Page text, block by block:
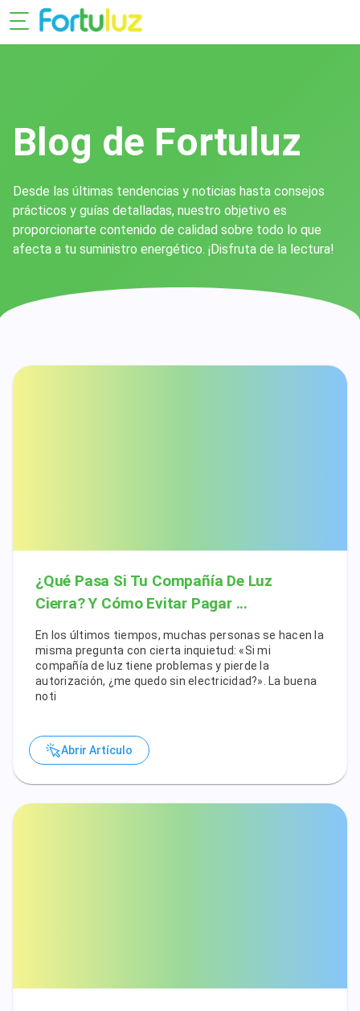
Blog de Fortuluz
Desde las últimas tendencias y noticias hasta consejos
prácticos y guías detalladas, nuestro objetivo es
proporcionarte contenido de calidad sobre todo lo que
afecta a tu suministro energético. ¡Disfruta de la lectura!
¿Qué Pasa Si Tu Compañía De Luz
Cierra? Y Cómo Evitar Pagar ...
En los últimos tiempos, muchas personas se hacen la
misma pregunta con cierta inquietud: «Si mi
compañía de luz tiene problemas y pierde la
autorización, ¿me quedo sin electricidad?». La buena
noti
Abrir Artículo